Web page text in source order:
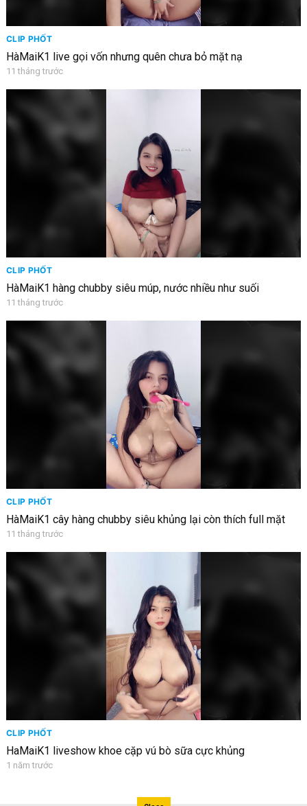
CLIP PHỐT
HàMaiK1 live gọi vốn nhưng quên chưa bỏ mặt nạ
11 tháng trước
CLIP PHỐT
HàMaiK1 hàng chubby siêu múp, nước nhiều như suối
11 tháng trước
CLIP PHỐT
HàMaiK1 cây hàng chubby siêu khủng lại còn thích full mặt
11 tháng trước
CLIP PHỐT
HaMaiK1 liveshow khoe cặp vú bò sữa cực khủng
1 năm trước